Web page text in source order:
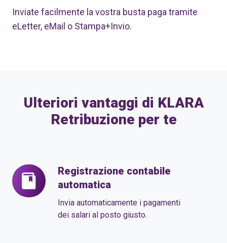
Inviate facilmente la vostra busta paga tramite
eLetter, eMail o Stampa+Invio.
Ulteriori vantaggi di KLARA
Retribuzione per te
Registrazione contabile
automatica
Invia automaticamente i pagamenti
dei salari al posto giusto.
Registrazione
contabile
automatica